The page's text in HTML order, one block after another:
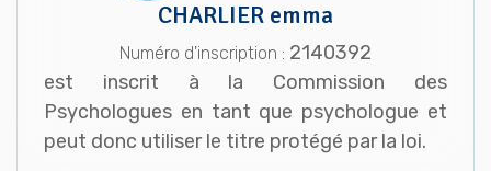
CHARLIER emma
Numéro d'inscription : 2140392
est inscrit à la Commission des
Psychologues en tant que psychologue et
peut donc utiliser le titre protégé par la loi.